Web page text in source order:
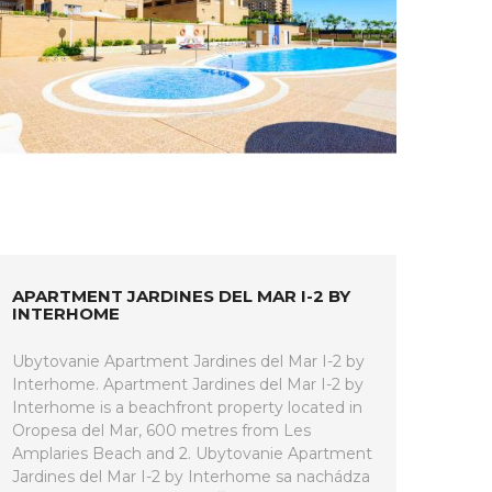
APARTMENT JARDINES DEL MAR I-2 BY
INTERHOME
Ubytovanie Apartment Jardines del Mar I-2 by
Interhome. Apartment Jardines del Mar I-2 by
Interhome is a beachfront property located in
Oropesa del Mar, 600 metres from Les
Amplaries Beach and 2. Ubytovanie Apartment
Jardines del Mar I-2 by Interhome sa nachádza